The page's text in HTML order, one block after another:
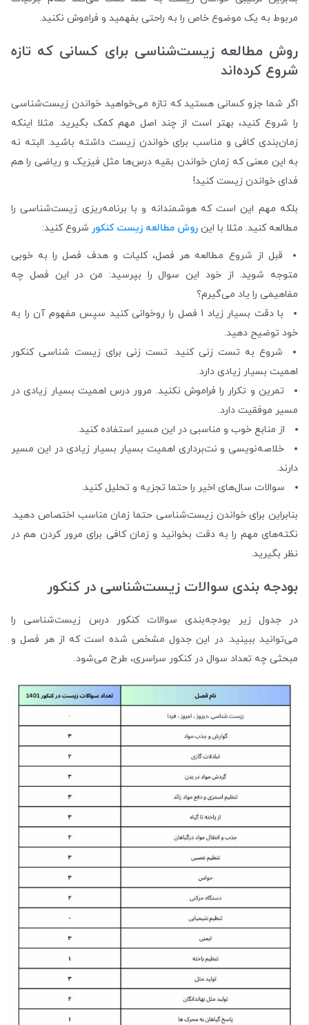
مربوط به یک موضوع خاص را به راحتی بفهمید و فراموش نکنید.
روش مطالعه زیست‌شناسی برای کسانی که تازه
شروع کرده‌اند
اگر شما جزو کسانی هستید که تازه می‌خواهید خواندن زیست‌شناسی
را شروع کنید، بهتر است از چند اصل مهم کمک بگیرید. مثلا اینکه
زمان‌بندی کافی و مناسب برای خواندن زیست داشته باشید. البته نه
به این معنی که زمان خواندن بقیه درس‌ها مثل فیزیک و ریاضی را هم
فدای خواندن زیست کنید!
بلکه مهم این است که هوشمندانه و با برنامه‌ریزی زیست‌شناسی را
مطالعه کنید. مثلا با این روش مطالعه زیست کنکور شروع کنید:
قبل از شروع مطالعه هر فصل، کلیات و هدف فصل را به خوبی
متوجه شوید. از خود این سوال را بپرسید: من در این فصل چه
مفاهیمی را یاد می‌گیرم؟
با دقت بسیار زیاد 1 فصل را روخوانی کنید سپس مفهوم آن را به
خود توضیح دهید.
شروع به تست زنی کنید. تست زنی برای زیست شناسی کنکور
اهمیت بسیار زیادی دارد.
تمرین و تکرار را فراموش نکنید. مرور درس اهمیت بسیار زیادی در
مسیر موفقیت دارد.
از منابع خوب و مناسبی در این مسیر استفاده کنید.
خلاصه‌نویسی و نت‌برداری اهمیت بسیار بسیار زیادی در این مسیر
دارند.
سوالات سال‌های اخیر را حتما تجزیه و تحلیل کنید.
بنابراین برای خواندن زیست‌شناسی حتما زمان مناسب اختصاص دهید.
نکته‌های مهم را به دقت بخوانید و زمان کافی برای مرور کردن هم در
نظر بگیرید.
بودجه بندی سوالات زیست‌شناسی در کنکور
در جدول زیر بودجه‌بندی سوالات کنکور درس زیست‌شناسی را
می‌توانید ببینید. در این جدول مشخص شده است که از هر فصل و
مبحثی چه تعداد سوال در کنکور سراسری، طرح می‌شود.